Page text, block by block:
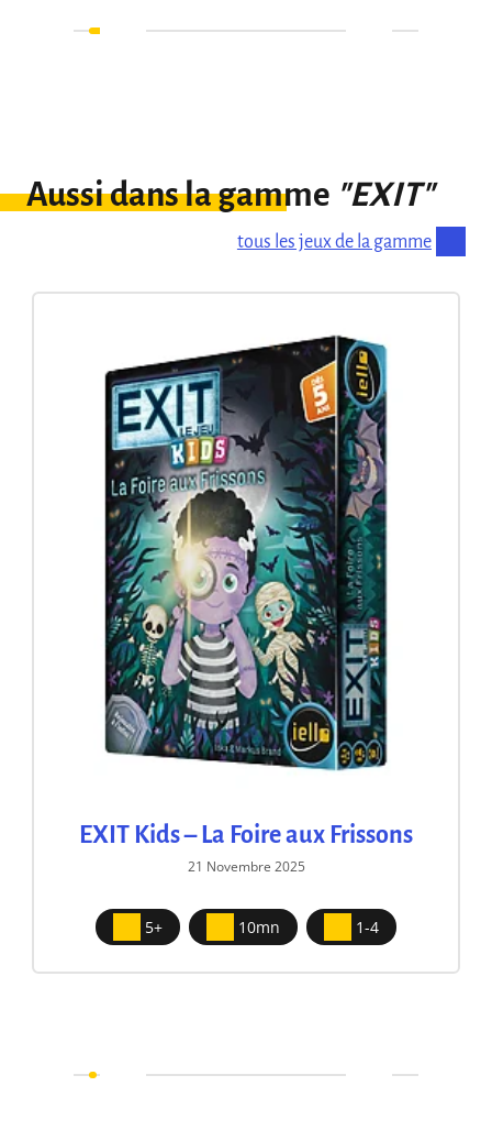
Aussi dans la gamme "EXIT"
tous les jeux de la gamme
EXIT Kids – La Foire aux Frissons
21 Novembre 2025
5+ 10mn 1-4